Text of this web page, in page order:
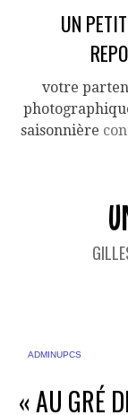
UN
votre
saisonnière
ADMINUPCS
« AU GRÉ